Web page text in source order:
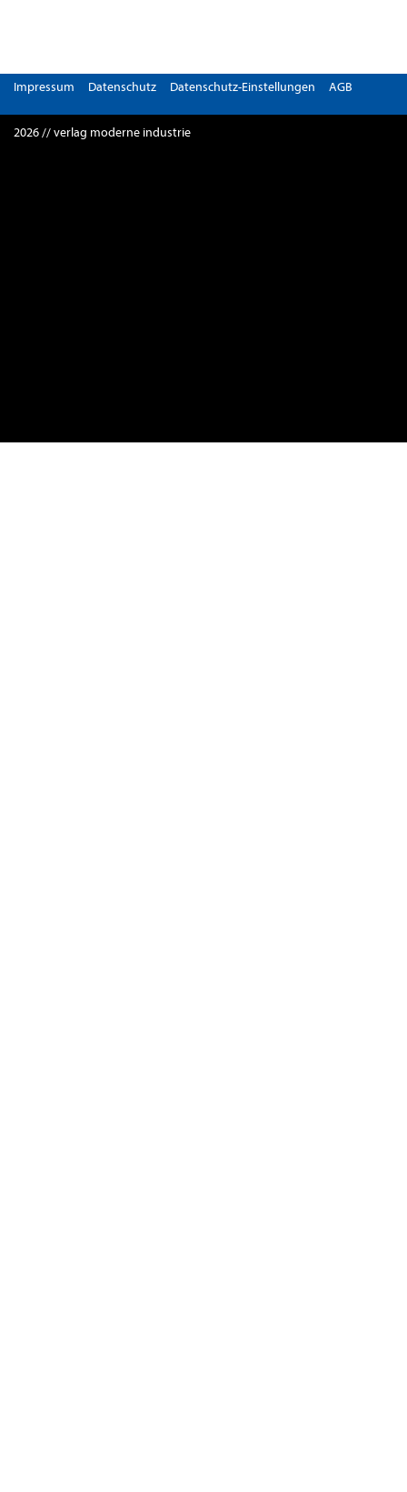
Impressum Datenschutz Datenschutz-Einstellungen AGB
2026 // verlag moderne industrie